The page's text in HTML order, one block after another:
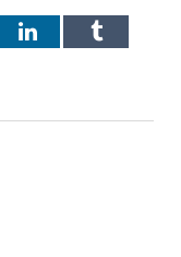
LinkedInTumblr